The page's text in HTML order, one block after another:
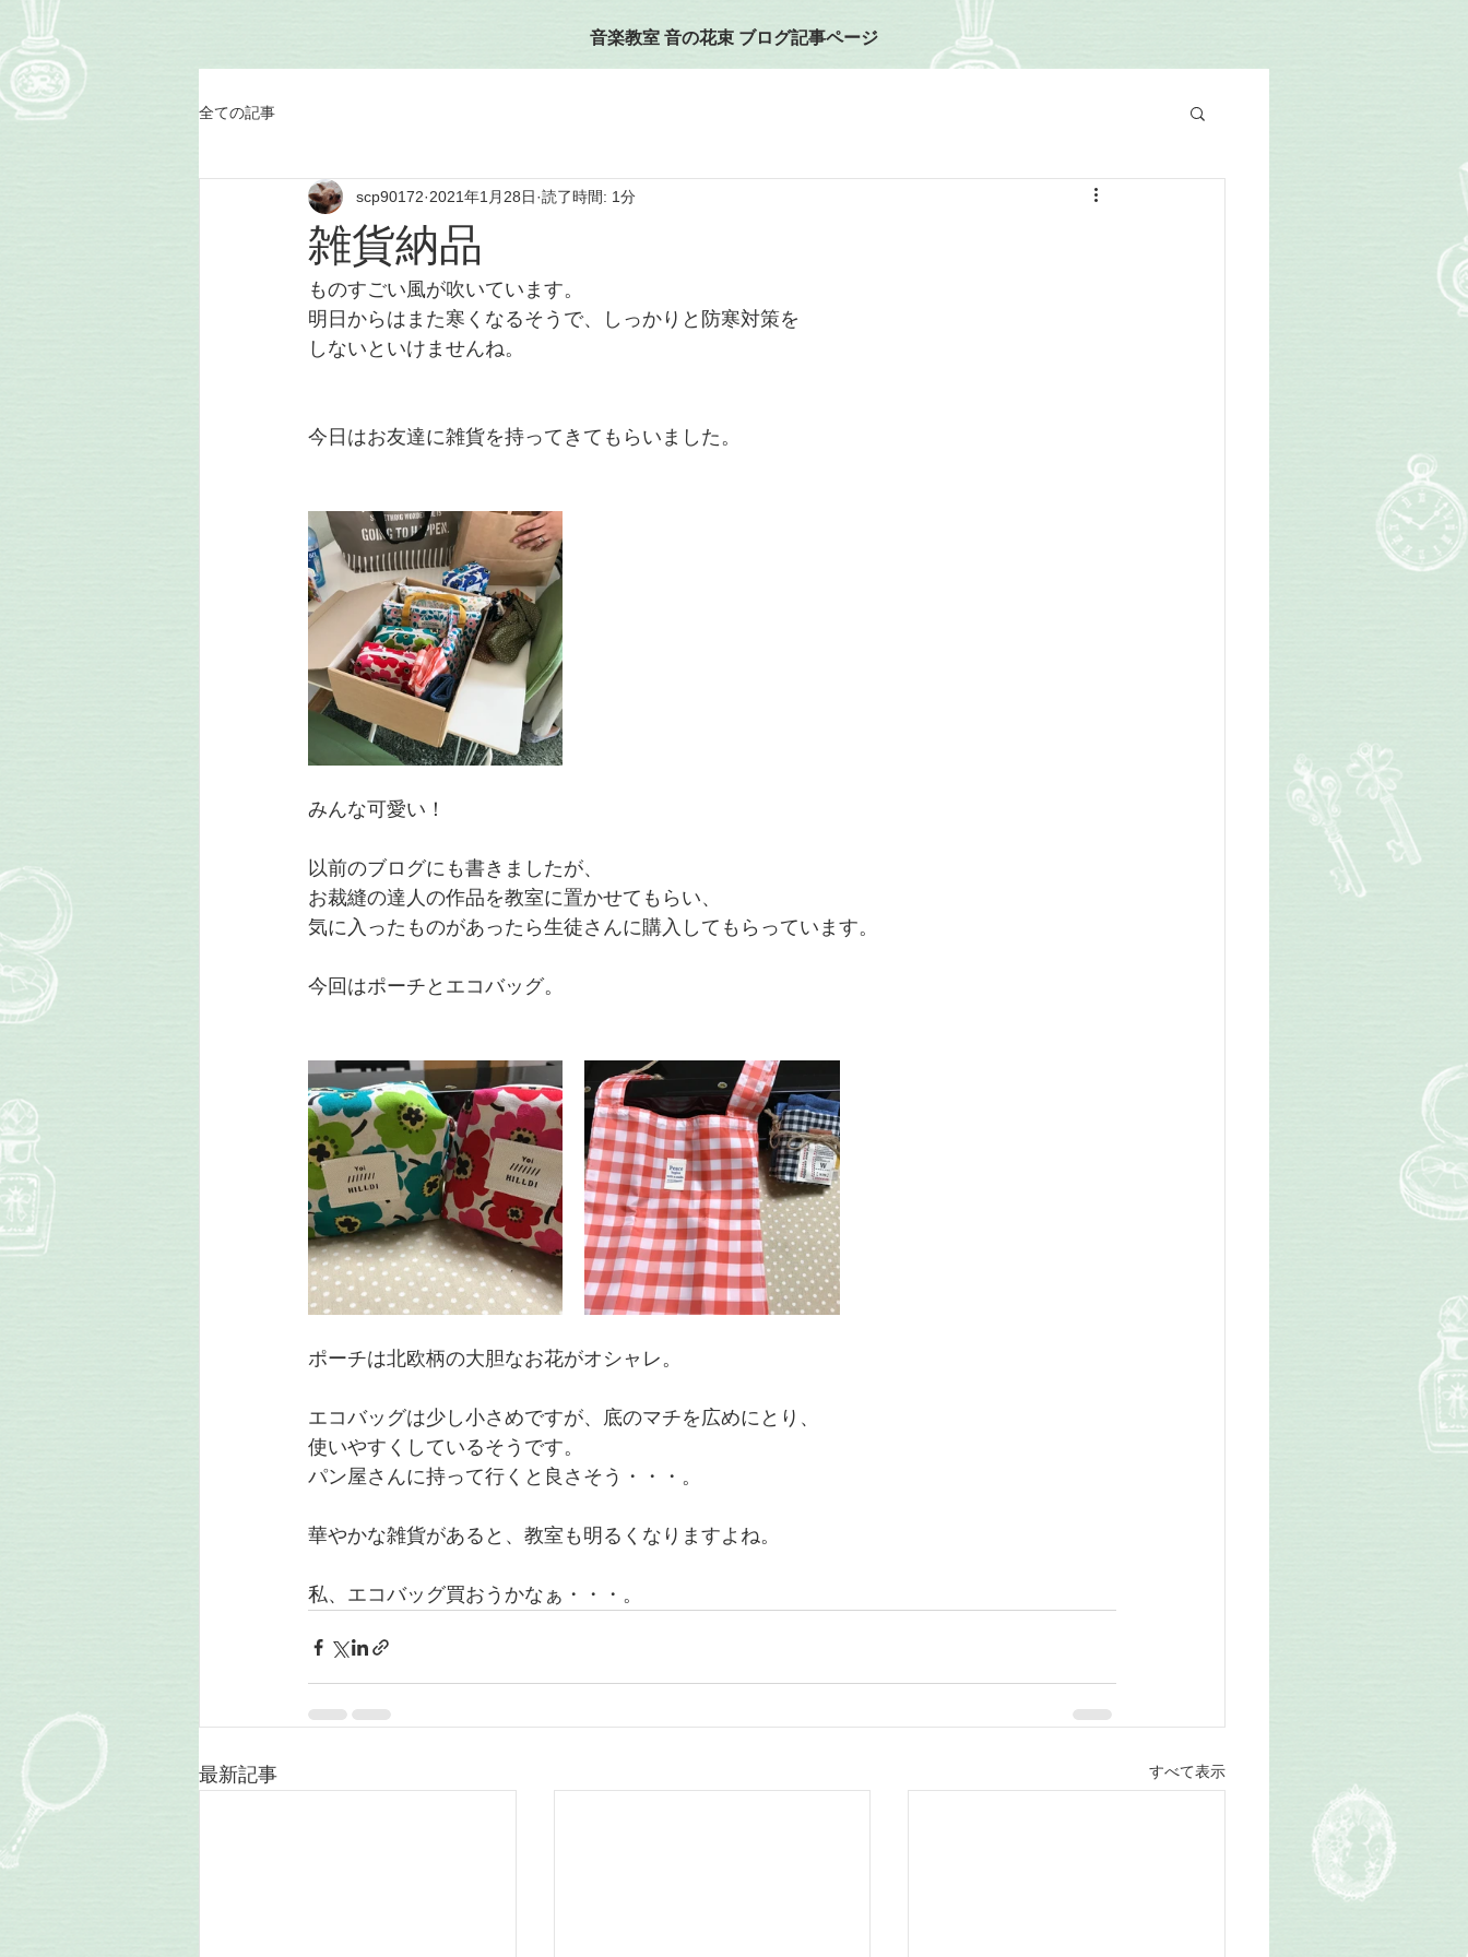
音楽教室 音の花束 ブログ記事ページ
全ての記事
雑貨納品
scp90172 2021年1月28日 読了時間: 1分
ものすごい風が吹いています。
明日からはまた寒くなるそうで、しっかりと防寒対策を
しないといけませんね。
今日はお友達に雑貨を持ってきてもらいました。
みんな可愛い！
以前のブログにも書きましたが、
お裁縫の達人の作品を教室に置かせてもらい、
気に入ったものがあったら生徒さんに購入してもらっています。
今回はポーチとエコバッグ。
ポーチは北欧柄の大胆なお花がオシャレ。
エコバッグは少し小さめですが、底のマチを広めにとり、
使いやすくしているそうです。
パン屋さんに持って行くと良さそう・・・。
華やかな雑貨があると、教室も明るくなりますよね。
私、エコバッグ買おうかなぁ・・・。
最新記事 すべて表示